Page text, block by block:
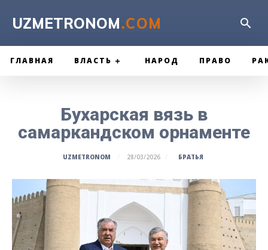
UZMETRONOM.COM
ГЛАВНАЯ ВЛАСТЬ НАРОД ПРАВО
Бухарская вязь в
самаркандском орнаменте
UZMETRONOM 28/03/2026 БРАТЬЯ